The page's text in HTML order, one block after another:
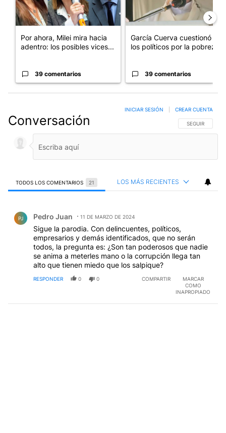
Por ahora, Milei mira hacia
adentro: los posibles vices...
39 comentarios
García Cuerva cuestionó a
los políticos por la pobreza
39 comentarios
Conversación SIGA ESTA
SEGUIR
INICIAR SESIÓN CREAR CUENTA
TODOS LOS COMENTARIOS 21 LOS MÁS RECIENTES
PJ Pedro Juan 11 DE MARZO DE 2024
Sigue la parodia. Con delincuentes, políticos,
empresarios y demás identificados, que no serán
todos, la pregunta es: ¿Son tan poderosos que nadie
se anima a meterles mano o la corrupción llega tan
alto que tienen miedo que los salpique?
RESPONDER 0 0 COMPARTIR
MARCAR
COMO
INAPROPIADO